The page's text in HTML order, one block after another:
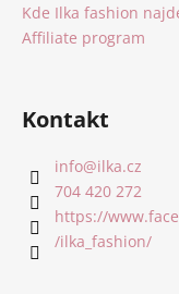
Kde Ilka fashion
Affiliate program
Kontakt
info@ilka.cz
704 420 272
https://
/ilka_fashion/